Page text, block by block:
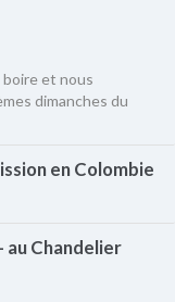
boire et nous
dimanches du
en Colombie
au Chandelier